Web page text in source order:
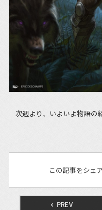
次週より、いよいよ物語の
この記事をシェ
PREV